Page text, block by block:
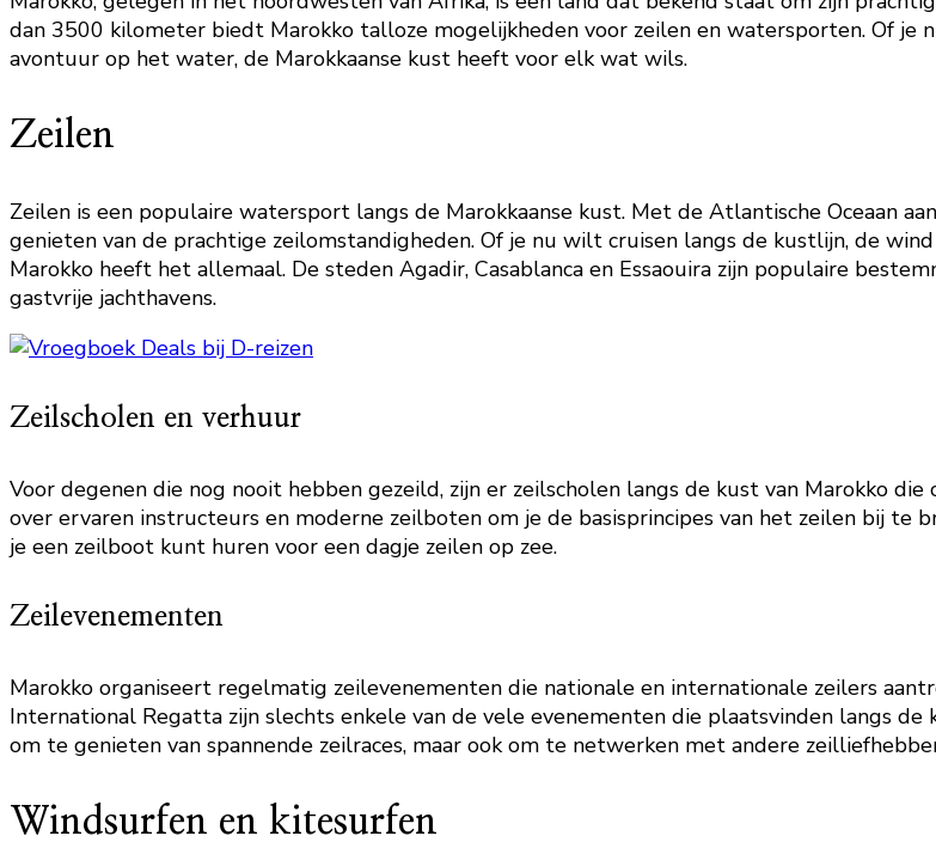
dan 3500 kilometer biedt Marokko talloze mogelijkheden voor zeilen en watersporten. Of je
avontuur op het water, de Marokkaanse kust heeft voor elk wat wils.
Zeilen
Zeilen is een populaire watersport langs de Marokkaanse kust. Met de Atlantische Oceaan
genieten van de prachtige zeilomstandigheden. Of je nu wilt cruisen langs de kustlijn, de
Marokko heeft het allemaal. De steden Agadir, Casablanca en Essaouira zijn populaire
gastvrije jachthavens.
Zeilscholen en verhuur
Voor degenen die nog nooit hebben gezeild, zijn er zeilscholen langs de kust van Marokko die
over ervaren instructeurs en moderne zeilboten om je de basisprincipes van het zeilen bij te
je een zeilboot kunt huren voor een dagje zeilen op zee.
Zeilevenementen
Marokko organiseert regelmatig zeilevenementen die nationale en internationale zeilers
International Regatta zijn slechts enkele van de vele evenementen die plaatsvinden langs
om te genieten van spannende zeilraces, maar ook om te netwerken met andere
Windsurfen en kitesurfen